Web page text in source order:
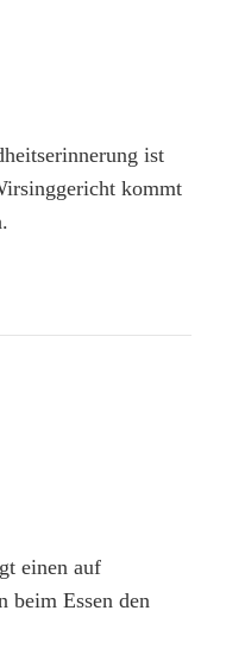
ist
kommt
einen auf
beim Essen den